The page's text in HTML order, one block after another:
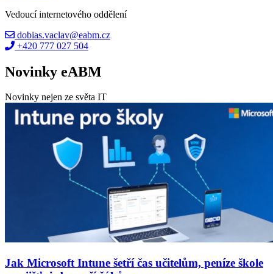
Vedoucí internetového oddělení
dobias.vaclav@eabm.cz
+420 777 027 504
Novinky eABM
Novinky nejen ze světa IT
Jak Microsoft Intune šetří čas učitelům, peníze škole